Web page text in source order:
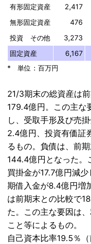
有形固定資産 2,417
無形固定資産
476
投資 その他
3,273
固定資産
6,167
* 単位：百万円
21/3期末の総資産は
179.4億円。この主な
し、受取手形及び売
2.4億円、投資有価証
るもの。負債は、前
144.4億円となった。
買掛金が17.7億円減
期借入金が8.4億円増
は前期末との比較で
た。この主な要因は
こと等によるもの。
自己資本比率19.5％（